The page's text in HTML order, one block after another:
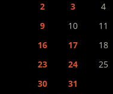
2
3 4
9
10 11
16
17 18
23
24 25
30
31